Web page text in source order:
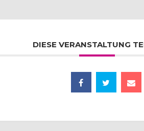
DIESE VERANSTALTUNG